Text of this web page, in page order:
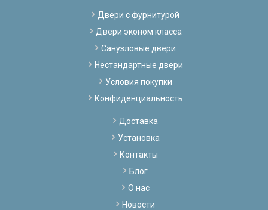
Двери с фурнитурой
Двери эконом класса
Санузловые двери
Нестандартные двери
Условия покупки
Конфиденциальность
Доставка
Установка
Контакты
Блог
О нас
Новости